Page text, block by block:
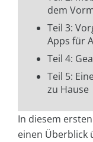
dem
Teil 3:
Apps für
Teil 4:
Teil 5:
zu Hause
In diesem
einen Überblick